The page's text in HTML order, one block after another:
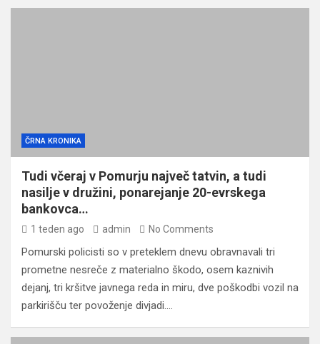
ČRNA KRONIKA
Tudi včeraj v Pomurju največ tatvin, a tudi
nasilje v družini, ponarejanje 20-evrskega
bankovca…
1 teden ago admin No Comments
Pomurski policisti so v preteklem dnevu obravnavali tri
prometne nesreče z materialno škodo, osem kaznivih
dejanj, tri kršitve javnega reda in miru, dve poškodbi vozil na
parkirišču ter povoženje divjadi.…